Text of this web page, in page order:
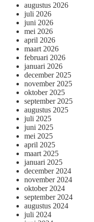
augustus 2026
juli 2026
juni 2026
mei 2026
april 2026
maart 2026
februari 2026
januari 2026
december 2025
november 2025
oktober 2025
september 2025
augustus 2025
juli 2025
juni 2025
mei 2025
april 2025
maart 2025
januari 2025
december 2024
november 2024
oktober 2024
september 2024
augustus 2024
juli 2024